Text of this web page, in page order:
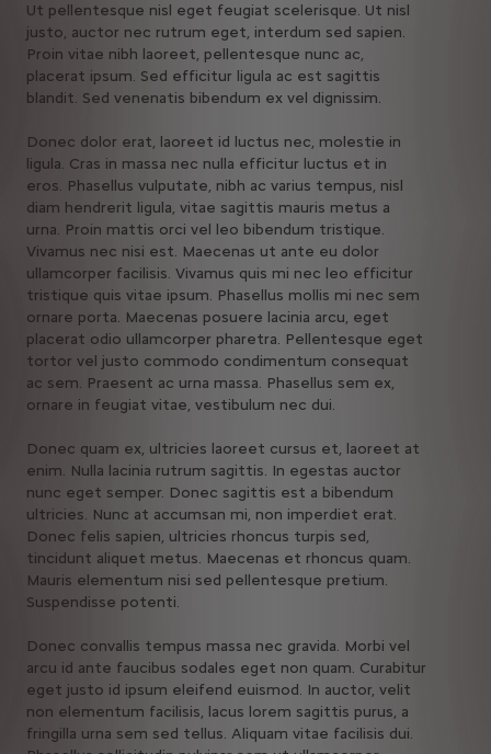
Ut pellentesque nisl eget feugiat scelerisque. Ut nisl
justo, auctor nec rutrum eget, interdum sed sapien.
Proin vitae nibh laoreet, pellentesque nunc ac,
placerat ipsum. Sed efficitur ligula ac est sagittis
blandit. Sed venenatis bibendum ex vel dignissim.
Donec dolor erat, laoreet id luctus nec, molestie in
ligula. Cras in massa nec nulla efficitur luctus et in
eros. Phasellus vulputate, nibh ac varius tempus, nisl
diam hendrerit ligula, vitae sagittis mauris metus a
urna. Proin mattis orci vel leo bibendum tristique.
Vivamus nec nisi est. Maecenas ut ante eu dolor
ullamcorper facilisis. Vivamus quis mi nec leo efficitur
tristique quis vitae ipsum. Phasellus mollis mi nec sem
ornare porta. Maecenas posuere lacinia arcu, eget
placerat odio ullamcorper pharetra. Pellentesque eget
tortor vel justo commodo condimentum consequat
ac sem. Praesent ac urna massa. Phasellus sem ex,
ornare in feugiat vitae, vestibulum nec dui.
Donec quam ex, ultricies laoreet cursus et, laoreet at
enim. Nulla lacinia rutrum sagittis. In egestas auctor
nunc eget semper. Donec sagittis est a bibendum
ultricies. Nunc at accumsan mi, non imperdiet erat.
Donec felis sapien, ultricies rhoncus turpis sed,
tincidunt aliquet metus. Maecenas et rhoncus quam.
Mauris elementum nisi sed pellentesque pretium.
Suspendisse potenti.
Donec convallis tempus massa nec gravida. Morbi vel
arcu id ante faucibus sodales eget non quam. Curabitur
eget justo id ipsum eleifend euismod. In auctor, velit
non elementum facilisis, lacus lorem sagittis purus, a
fringilla urna sem sed tellus. Aliquam vitae facilisis dui.